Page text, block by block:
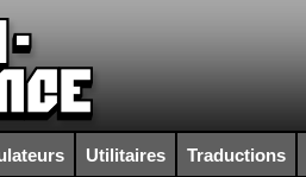
Utilitaires Traductions